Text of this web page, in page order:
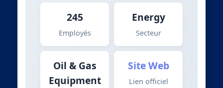
245
Employés
Energy
Secteur
Oil & Gas
Equipment
Site Web
Lien officiel